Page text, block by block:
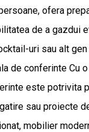
ofera
de a gazdui
uri sau alt
de conferinte Cu
este potrivita
sau proiecte
mobilier